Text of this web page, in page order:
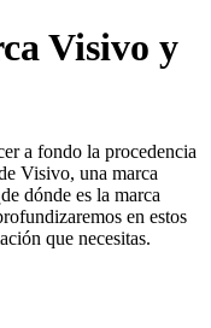
Visivo y
a fondo la procedencia
Visivo, una marca
dónde es la marca
en estos
que necesitas.